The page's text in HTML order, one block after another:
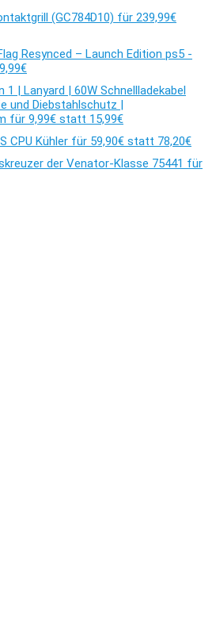
(GC784D10) für 239,99€
Resynced – Launch Edition ps5 -
1 | Lanyard | 60W Schnellladekabel
und Diebstahlschutz |
für 9,99€ statt 15,99€
CPU Kühler für 59,90€ statt 78,20€
der Venator-Klasse 75441 für